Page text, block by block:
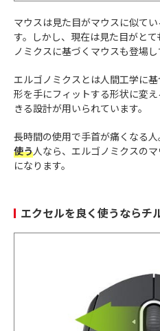
マウスは見た目がマウスに似て
す。しかし、現在は見た目がと
ノミクスに基づくマウスも登場し
エルゴノミクスとは人間工学に
形を手にフィットする形状に変え
きる設計が用いられています。
長時間の使用で手首が痛くなる人
使う人なら、エルゴノミクスの
になります。
エクセルを良く使うならチ